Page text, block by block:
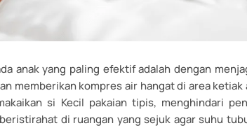
anak yang paling efektif adalah dengan
memberikan kompres air hangat di area ketiak
si Kecil pakaian tipis, menghindari
di ruangan yang sejuk agar suhu